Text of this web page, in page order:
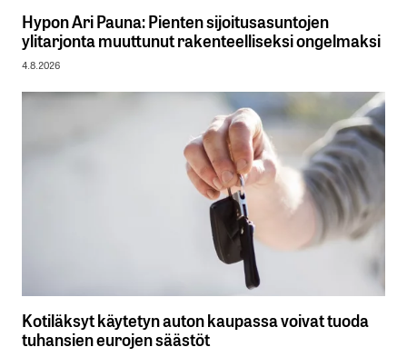
Hypon Ari Pauna: Pienten sijoitusasuntojen
ylitarjonta muuttunut rakenteelliseksi ongelmaksi
4.8.2026
Kotiläksyt käytetyn auton kaupassa voivat tuoda
tuhansien eurojen säästöt